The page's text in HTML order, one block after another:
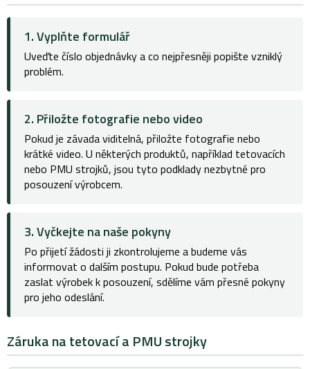
1. Vyplňte formulář
Uveďte číslo objednávky a co nejpřesněji popište vzniklý
problém.
2. Přiložte fotografie nebo video
Pokud je závada viditelná, přiložte fotografie nebo
krátké video. U některých produktů, například tetovacích
nebo PMU strojků, jsou tyto podklady nezbytné pro
posouzení výrobcem.
3. Vyčkejte na naše pokyny
Po přijetí žádosti ji zkontrolujeme a budeme vás
informovat o dalším postupu. Pokud bude potřeba
zaslat výrobek k posouzení, sdělíme vám přesné pokyny
pro jeho odeslání.
Záruka na tetovací a PMU strojky